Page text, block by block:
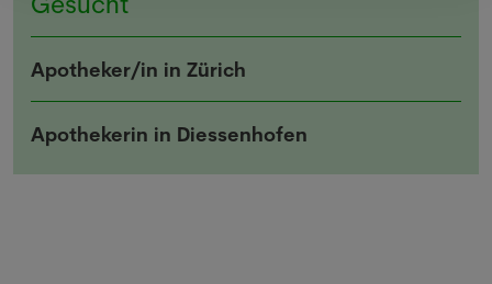
Apotheker/in in Zürich
Apothekerin in Diessenhofen